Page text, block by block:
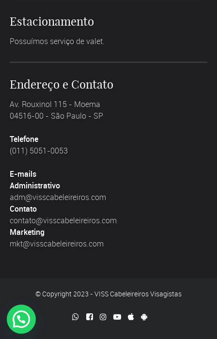
Estacionamento
Possuímos serviço de valet.
Endereço e Contato
Av. Rouxinol 115 - Moema
04516-00 - São Paulo - SP
Telefone
(011) 5051-0053
E-mails
Administrativo
adm@visscabeleireiros.com
Contato
contato@visscabeleireiros.com
Marketing
mkt@visscabeleireiros.com
© Copyright 2023 - VISS Cabeleireiros Visagistas
Gostaria de agendar um serviço?